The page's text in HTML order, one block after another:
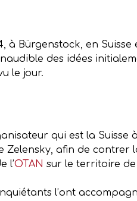
à Bürgenstock, en
des idées
le jour.
qui est la Suisse
Zelensky, afin de contrer
l’OTAN sur le territoire de
l’ont